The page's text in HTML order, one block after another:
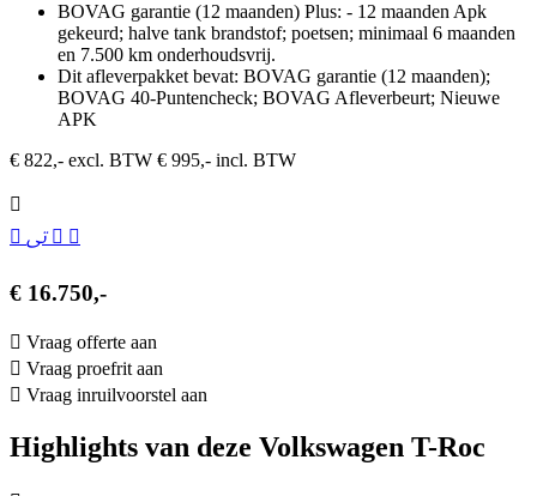
BOVAG garantie (12 maanden) Plus: - 12 maanden Apk
gekeurd; halve tank brandstof; poetsen; minimaal 6 maanden
en 7.500 km onderhoudsvrij.
Dit afleverpakket bevat: BOVAG garantie (12 maanden);
BOVAG 40-Puntencheck; BOVAG Afleverbeurt; Nieuwe
APK
€ 822,- excl. BTW € 995,- incl. BTW
€ 16.750,-
Vraag offerte aan
Vraag proefrit aan
Vraag inruilvoorstel aan
Highlights van deze Volkswagen T-Roc